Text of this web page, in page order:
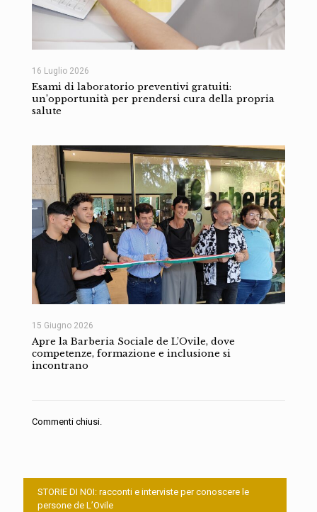
16 Luglio 2026
Esami di laboratorio preventivi gratuiti:
un’opportunità per prendersi cura della propria
salute
15 Giugno 2026
Apre la Barberia Sociale de L’Ovile, dove
competenze, formazione e inclusione si
incontrano
Commenti chiusi.
STORIE DI NOI: racconti e interviste per conoscere le
persone de L’Ovile